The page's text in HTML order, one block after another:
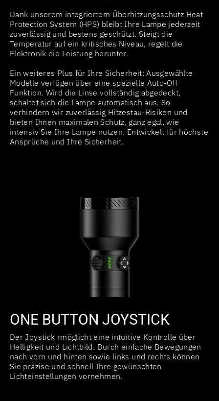
Dank unserem integriertem Überhitzungsschutz Heat
Protection System (HPS) bleibt Ihre Lampe jederzeit
zuverlässig und bestens geschützt. Steigt die
Temperatur auf ein kritisches Niveau, regelt die
Elektronik die Leistung herunter.
Ein weiteres Plus für Ihre Sicherheit: Ausgewählte
Modelle verfügen über eine spezielle Auto-Off
Funktion. Wird die Linse vollständig abgedeckt,
schaltet sich die Lampe automatisch aus. So
verhindern wir zuverlässig Hitzestau-Risiken und
bieten Ihnen maximalen Schutz, ganz egal, wie
intensiv Sie Ihre Lampe nutzen. Entwickelt für höchste
Ansprüche und Ihre Sicherheit.
ONE BUTTON JOYSTICK
Der Joystick rmöglicht eine intuitive Kontrolle über
Helligkeit und Lichtbild. Durch einfache Bewegungen
nach vorn und hinten sowie links und rechts können
Sie präzise und schnell Ihre gewünschten
Lichteinstellungen vornehmen.